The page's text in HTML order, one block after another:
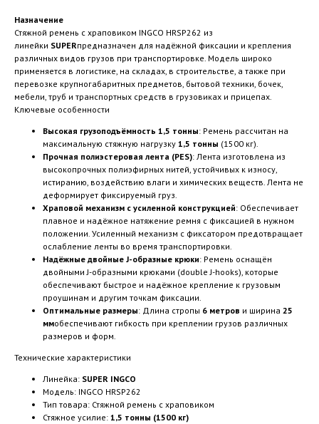
Назначение
Стяжной ремень с храповиком INGCO HRSP262 из
линейки SUPERпредназначен для надёжной фиксации и крепления
различных видов грузов при транспортировке. Модель широко
применяется в логистике, на складах, в строительстве, а также при
перевозке крупногабаритных предметов, бытовой техники, бочек,
мебели, труб и транспортных средств в грузовиках и прицепах.
Ключевые особенности
Высокая грузоподъёмность 1,5 тонны: Ремень рассчитан на
максимальную стяжную нагрузку 1,5 тонны (1500 кг).
Прочная полиэстеровая лента (PES): Лента изготовлена из
высокопрочных полиэфирных нитей, устойчивых к износу,
истиранию, воздействию влаги и химических веществ. Лента не
деформирует фиксируемый груз.
Храповой механизм с усиленной конструкцией: Обеспечивает
плавное и надёжное натяжение ремня с фиксацией в нужном
положении. Усиленный механизм с фиксатором предотвращает
ослабление ленты во время транспортировки.
Надёжные двойные J-образные крюки: Ремень оснащён
двойными J-образными крюками (double J-hooks), которые
обеспечивают быстрое и надёжное крепление к грузовым
проушинам и другим точкам фиксации.
Оптимальные размеры: Длина стропы 6 метров и ширина 25
ммобеспечивают гибкость при креплении грузов различных
размеров и форм.
Технические характеристики
Линейка: SUPER INGCO
Модель: INGCO HRSP262
Тип товара: Стяжной ремень с храповиком
Стяжное усилие: 1,5 тонны (1500 кг)